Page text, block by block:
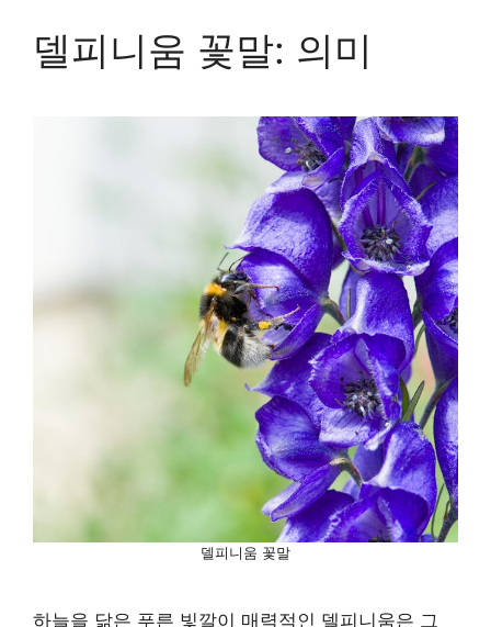
델피니움 꽃말: 의미
델피니움 꽃말
하늘을 닮은 푸른 빛깔이 매력적인 델피니움은 그